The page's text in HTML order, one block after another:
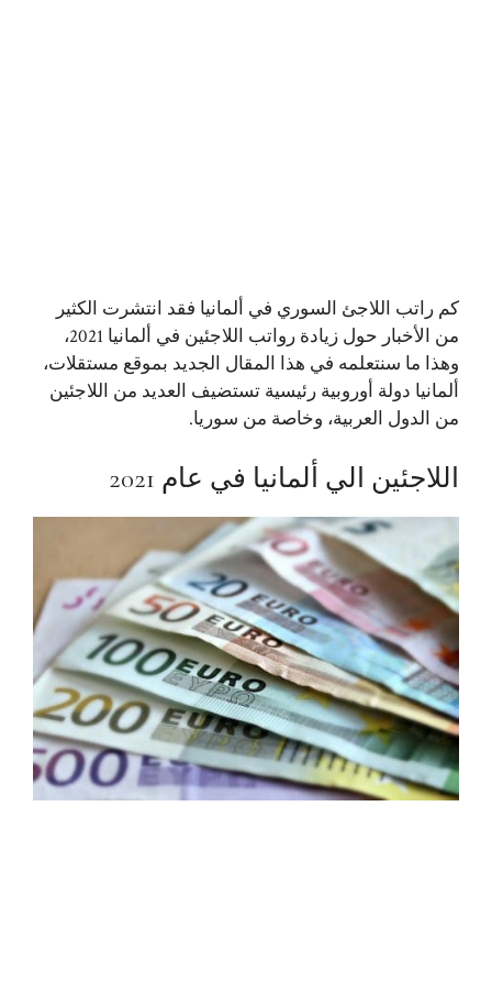
كم راتب اللاجئ السوري في ألمانيا فقد انتشرت الكثير
من الأخبار حول زيادة رواتب اللاجئين في ألمانيا 2021،
وهذا ما سنتعلمه في هذا المقال الجديد بموقع مستقلات،
ألمانيا دولة أوروبية رئيسية تستضيف العديد من اللاجئين
من الدول العربية، وخاصة من سوريا.
اللاجئين الي ألمانيا في عام 2021